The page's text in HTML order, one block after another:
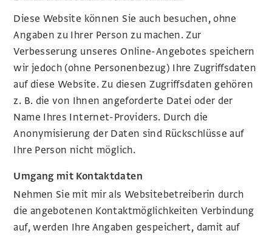
Diese Website können Sie auch besuchen, ohne
Angaben zu Ihrer Person zu machen. Zur
Verbesserung unseres Online-Angebotes speichern
wir jedoch (ohne Personenbezug) Ihre Zugriffsdaten
auf diese Website. Zu diesen Zugriffsdaten gehören
z. B. die von Ihnen angeforderte Datei oder der
Name Ihres Internet-Providers. Durch die
Anonymisierung der Daten sind Rückschlüsse auf
Ihre Person nicht möglich.
Umgang mit Kontaktdaten
Nehmen Sie mit mir als Websitebetreiberin durch
die angebotenen Kontaktmöglichkeiten Verbindung
auf, werden Ihre Angaben gespeichert, damit auf